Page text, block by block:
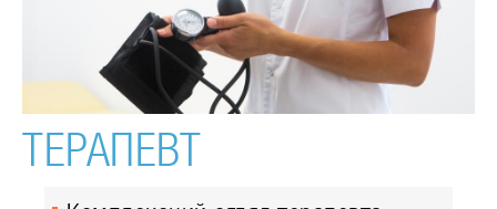
ТЕРАПЕВТ